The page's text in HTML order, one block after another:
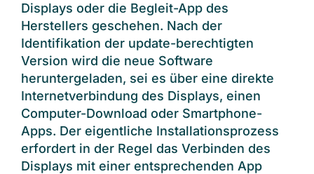
Displays oder die Begleit-App des
Herstellers geschehen. Nach der
Identifikation der update-berechtigten
Version wird die neue Software
heruntergeladen, sei es über eine direkte
Internetverbindung des Displays, einen
Computer-Download oder Smartphone-
Apps. Der eigentliche Installationsprozess
erfordert in der Regel das Verbinden des
Displays mit einer entsprechenden App